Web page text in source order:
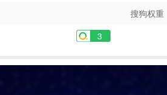
搜狗权重
3